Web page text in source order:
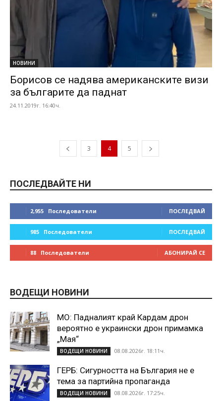
НОВИНИ
Борисов сe надява американските визи
за българите да паднат
24.11.2019г. 16:40ч.
3 4 5
ПОСЛЕДВАЙТЕ НИ
2,955 Последователи ПОСЛЕДВАЙ
985 Последователи ПОСЛЕДВАЙ
88 Последователи АБОНИРАЙ СЕ
ВОДЕЩИ НОВИНИ
МО: Падналият край Кардам дрон
вероятно е украински дрон примамка
„Мая“
ВОДЕЩИ НОВИНИ 08.08.2026г. 18:11ч.
ГЕРБ: Сигурността на България не е
тема за партийна пропаганда
ВОДЕЩИ НОВИНИ 08.08.2026г. 17:25ч.